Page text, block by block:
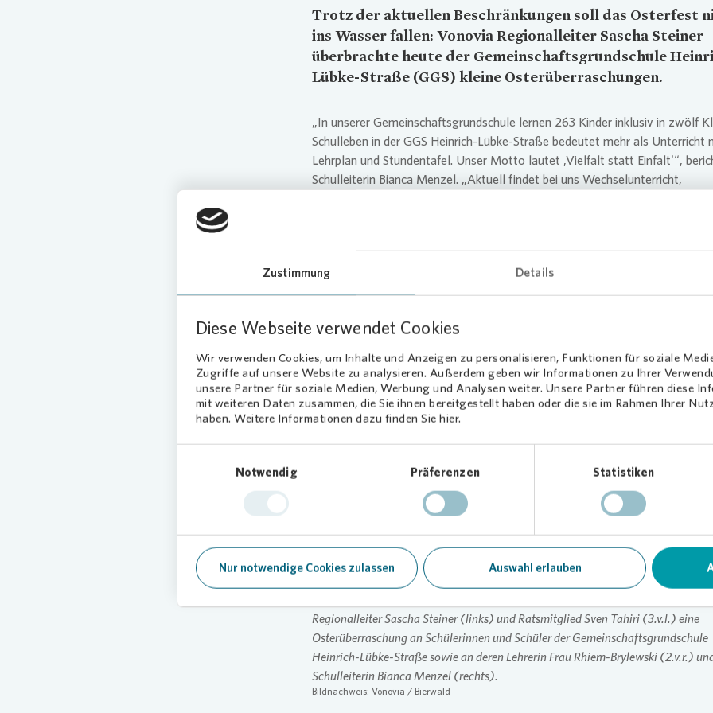
Zustimmung Details
Diese Webseite verwendet Cookies
Wir verwenden Cookies, um Inhalte und Anzeigen zu personalisieren, Funktionen für soziale
Zugriffe auf unsere Website zu analysieren. Außerdem geben wir Informationen zu Ihrer
unsere Partner für soziale Medien, Werbung und Analysen weiter. Unsere Partner führen diese
mit weiteren Daten zusammen, die Sie ihnen bereitgestellt haben oder die sie im Rahmen Ihrer
haben. Weitere Informationen dazu finden Sie hier.
Notwendig
Präferenzen Statistiken
Nur notwendige Cookies zulassen Auswahl erlauben
Trotz der aktuellen Beschränkungen soll das Osterfest
ins Wasser fallen: VonoviaRegionalleiter Sascha Steiner
überbrachte heute der Gemeinschaftsgrundschule
Lübke-Straße (GGS) kleine Osterüberraschungen.
„In unserer Gemeinschaftsgrundschule lernen 263 Kinder inklusiv in zwölf
Schulleben in der GGS Heinrich-Lübke-Straße bedeutet mehr als Unterricht
Lehrplan und Stundentafel. Unser Motto lautet ‚Vielfalt statt Einfalt‘“,
Schulleiterin Bianca Menzel. „Aktuell findet bei uns Wechselunterricht,
Notbetreuung betreut werden, erläutert sie. Somit sind auch in
bis zu 185 Kinder im Schulgebäude. „Über die Osterüberraschungen von
werden sich die Kinder sehr freuen. Ich möchte mich im Namen aller Eltern,
bedanken“, so Bianca Menzel.
„Vonoviabesitzt in Leverkusen-Steinbüchel insgesamt rund 748
GGS Heinrich-Lübke-Straße besuchen auch viele Kinder unserer Mieterinnen
Mieter“, erläutert Sascha Steiner, Regionalleiter vonVonovia. „Da der
aktuell sehr eingeschränkt ist, möchten wir den Kindern in dieser schwierigen
eine kleine Freude bereiten.“
Sven Tahiri, SPD-Ratsmitglied der Stadt Leverkusen: „Wir begrüßen es, dass
Leverkusener Stadtgesellschaft ein guter Zusammenhalt herrscht. Die
Vonovia
für die Schüler der GGS Heinrich-Lübke-Straße
Nachbarn zusammengewachsen sind. Dafür möchte auch ich mich im
Stadt herzlich bedanken.“
Regionalleiter Sascha Steiner (links) und Ratsmitglied Sven Tahiri (3.v.l.) eine
Osterüberraschung an Schülerinnen und Schüler der Gemeinschaftsgrundschule
Heinrich-Lübke-Straße sowie an deren Lehrerin Frau Rhiem-Brylewski (2.v.r.)
Schulleiterin Bianca Menzel (rechts).
Bildnachweis: Vonovia / Bierwald